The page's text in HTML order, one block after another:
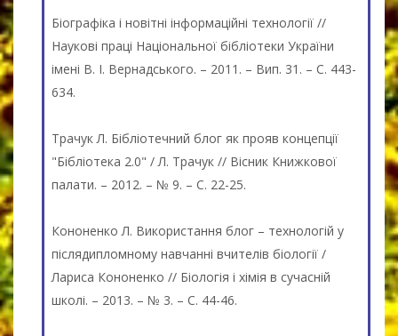
Біографіка і новітні інформаційні технології //
Наукові праці Національної бібліотеки України
імені В. І. Вернадського. – 2011. – Вип. 31. – С. 443-
634.
Трачук Л. Бібліотечний блог як прояв концепції
"Бібліотека 2.0" / Л. Трачук // Вісник Книжкової
палати. – 2012. – № 9. – С. 22-25.
Кононенко Л. Використання блог – технологій у
післядипломному навчанні вчителів біології /
Лариса Кононенко // Біологія і хімія в сучасній
школі. – 2013. – № 3. – С. 44-46.